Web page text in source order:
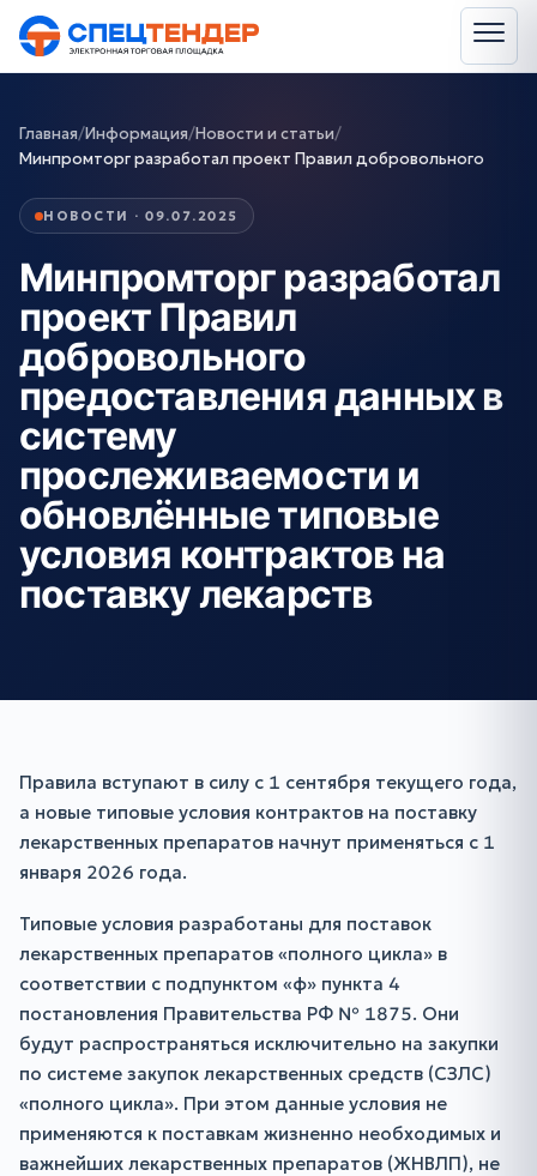
Главная/Информация/Новости и статьи/
Минпромторг разработал проект Правил добровольного
НОВОСТИ · 09.07.2025
Минпромторг разработал
проект Правил
добровольного
предоставления данных в
систему
прослеживаемости и
обновлённые типовые
условия контрактов на
поставку лекарств
Правила вступают в силу с 1 сентября текущего года,
а новые типовые условия контрактов на поставку
лекарственных препаратов начнут применяться с 1
января 2026 года.
Типовые условия разработаны для поставок
лекарственных препаратов «полного цикла» в
соответствии с подпунктом «ф» пункта 4
постановления Правительства РФ № 1875. Они
будут распространяться исключительно на закупки
по системе закупок лекарственных средств (СЗЛС)
«полного цикла». При этом данные условия не
применяются к поставкам жизненно необходимых и
важнейших лекарственных препаратов (ЖНВЛП), не